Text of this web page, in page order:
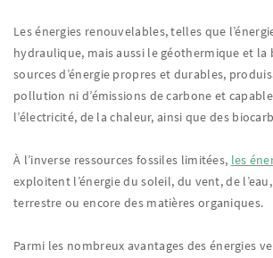
Les énergies renouvelables, telles que
hydraulique, mais aussi le géothermique et la
sources d’énergie propres et durables,
pollution ni d’émissions de carbone et
l’électricité, de la chaleur, ainsi que des
À l’inverse ressources fossiles limitées, les
exploitent l’énergie du soleil, du vent, de
terrestre ou encore des matières organiques.
Parmi les nombreux avantages des énergies